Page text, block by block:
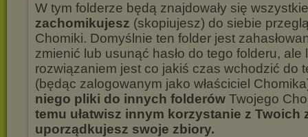
W tym folderze będą znajdowały się
zachomikujesz (skopiujesz) do siebie
Chomiki. Domyślnie ten folder jest
zmienić lub usunąć hasło do tego folderu, ale
rozwiązaniem jest co jakiś czas wchodzić do
(będąc zalogowanym jako właściciel
niego pliki do innych folderów Twojego
temu ułatwisz innym korzystanie z Twoich
uporządkujesz swoje zbiory.